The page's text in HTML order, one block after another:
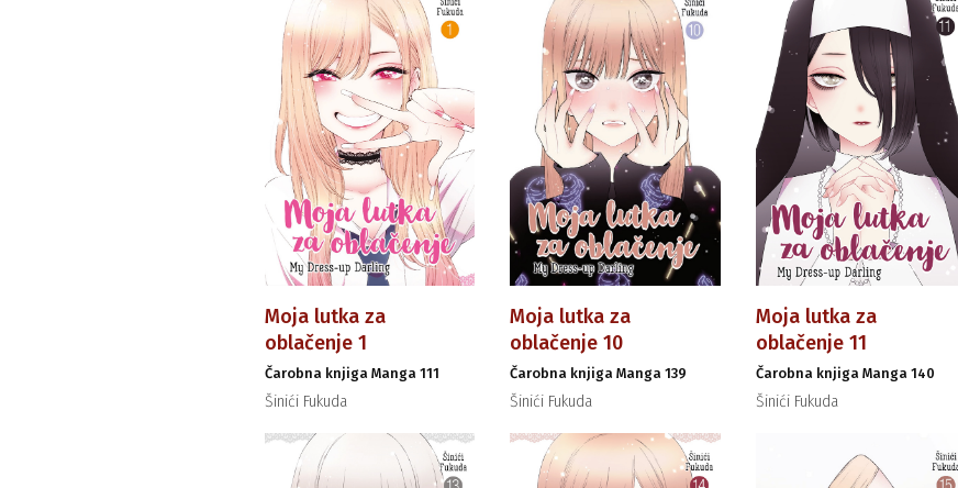
Moja lutka za
oblačenje 1
Čarobna knjiga Manga 111
Šinići Fukuda
Moja lutka za
oblačenje 10
Čarobna knjiga Manga 139
Šinići Fukuda
Moja lutka za
oblačenje 11
Čarobna knjiga Manga 140
Šinići Fukuda